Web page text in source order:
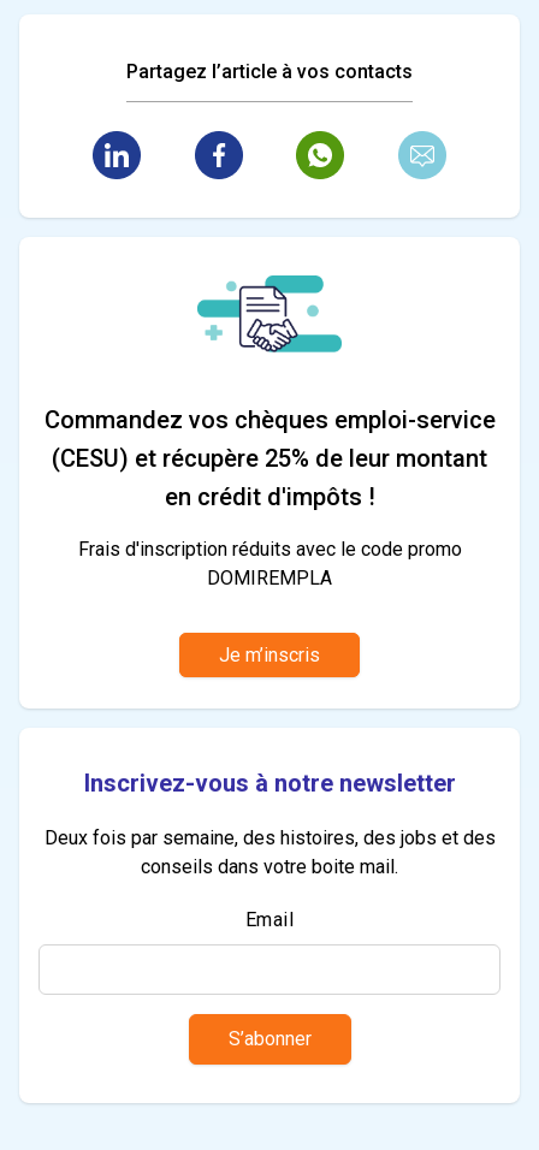
Partagez l’article à vos contacts
Commandez vos chèques emploi-service
(CESU) et récupère 25% de leur montant
en crédit d'impôts !
Frais d'inscription réduits avec le code promo
DOMIREMPLA
Je m’inscris
Inscrivez-vous à notre newsletter
Deux fois par semaine, des histoires, des jobs et des
conseils dans votre boite mail.
Email
S’abonner